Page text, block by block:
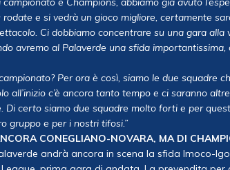
e si vedrà un gioco migliore, certamente
Ci dobbiamo concentrare su una gara alla
avremo al Palaverde una sfida importantissima,
Per ora è così, siamo le due squadre
all’inizio c’è ancora tanto tempo e ci saranno
Di certo siamo due squadre molto forti e per
gruppo e per i nostri tifosi.”
CONEGLIANO-NOVARA, MA DI
andrà ancora in scena la sfida Imoco-